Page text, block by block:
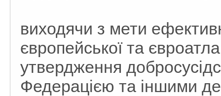
виходячи з мети
європейської та
утвердження
Федерацією та іншими